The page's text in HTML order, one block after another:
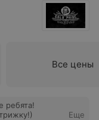
Все цены
ребята!
Еще